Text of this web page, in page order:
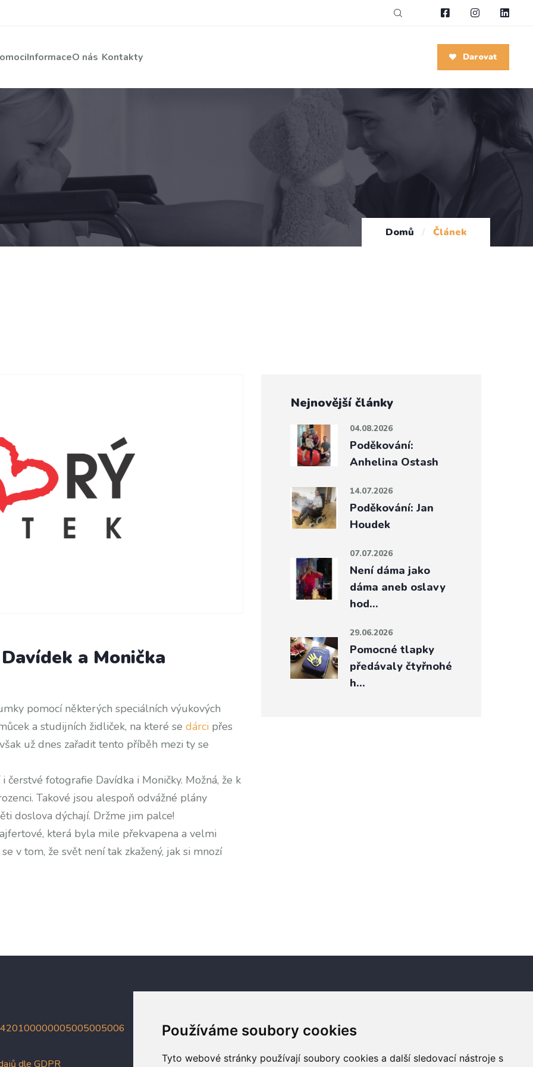
Používáme soubory cookies
Tyto webové stránky používají soubory cookies a další sledovací nástroje s
InformaceO nás Kontakty Darovat
Domů / Článek
a Monička
pomocí některých speciálních výukových
a studijních židliček, na které se dárci přes
už dnes zařadit tento příběh mezi ty se
fotografie Davídka i Moničky. Možná, že k
Takové jsou alespoň odvážné plány
doslova dýchají. Držme jim palce!
která byla mile překvapena a velmi
v tom, že svět není tak zkažený, jak si mnozí
Nejnovější články
04.08.2026
Poděkování:
Anhelina Ostash
14.07.2026
Poděkování: Jan
Houdek
07.07.2026
Není dáma jako
dáma aneb oslavy
hod…
29.06.2026
Pomocné tlapky
předávaly čtyřnohé
h…
dle GDPR
Newsletter
Odebírat